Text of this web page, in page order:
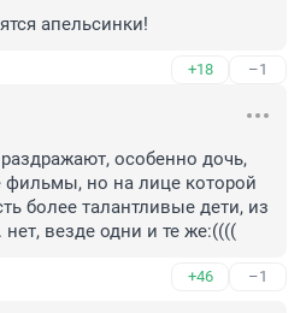
апельсинки!
+18 –1
особенно дочь,
фильмы, но на лице которой
более талантливые дети, из
везде одни и те же:((((
+46 –1